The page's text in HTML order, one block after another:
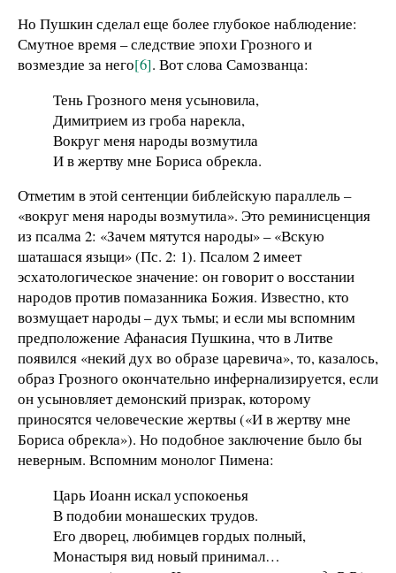
Но Пушкин сделал еще более глубокое наблюдение:
Смутное время – следствие эпохи Грозного и
возмездие за него[6]. Вот слова Самозванца:
Тень Грозного меня усыновила,
Димитрием из гроба нарекла,
Вокруг меня народы возмутила
И в жертву мне Бориса обрекла.
Отметим в этой сентенции библейскую параллель –
«вокруг меня народы возмутила». Это реминисценция
из псалма 2: «Зачем мятутся народы» – «Вскую
шаташася языци» (Пс. 2: 1). Псалом 2 имеет
эсхатологическое значение: он говорит о восстании
народов против помазанника Божия. Известно, кто
возмущает народы – дух тьмы; и если мы вспомним
предположение Афанасия Пушкина, что в Литве
появился «некий дух во образе царевича», то, казалось,
образ Грозного окончательно инфернализируется, если
он усыновляет демонский призрак, которому
приносятся человеческие жертвы («И в жертву мне
Бориса обрекла»). Но подобное заключение было бы
неверным. Вспомним монолог Пимена:
Царь Иоанн искал успокоенья
В подобии монашеских трудов.
Его дворец, любимцев гордых полный,
Монастыря вид новый принимал…